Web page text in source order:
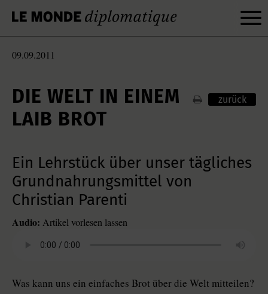
09.09.2011
DIE WELT IN EINEM
LAIB BROT
zurück
Ein Lehrstück über unser tägliches
Grundnahrungsmittel von
Christian Parenti
Audio: Artikel vorlesen lassen
Was kann uns ein einfaches Brot über die Welt mitteilen?